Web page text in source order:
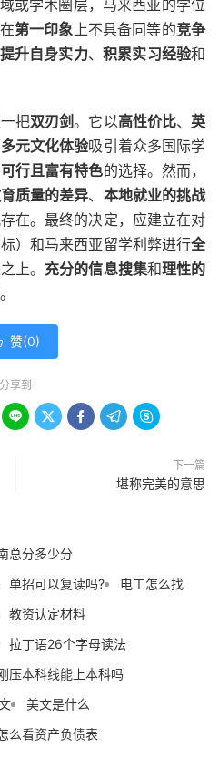
或学术圈层，马来西亚的学位
第一印象上不具备同等的竞争
提升自身实力、 积累实习经验和
把双刃剑。它以高性价比、 英
多元文化体验吸引着众多国际学
可行且富有特色的选择。然而，
质量的差异、 本地就业的挑战
在。最终的决定，应建立在对
）和马来西亚留学利弊进行全
上。 充分的信息搜集和理性的
赞(0)
分享到
    
下一篇
堪称完美的意思
总分多少分
单招可以复读吗?
电工怎么找
教资认定材料
拉丁语26个字母读法
压本科线能上本科吗
美文是什么
么看资产负债表